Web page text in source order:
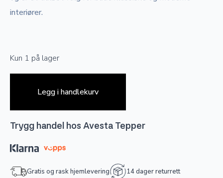
interiører.
Kun 1 på lager
Legg i handlekurv
Trygg handel hos Avesta Tepper
Gratis og rask hjemlevering
14 dager returrett